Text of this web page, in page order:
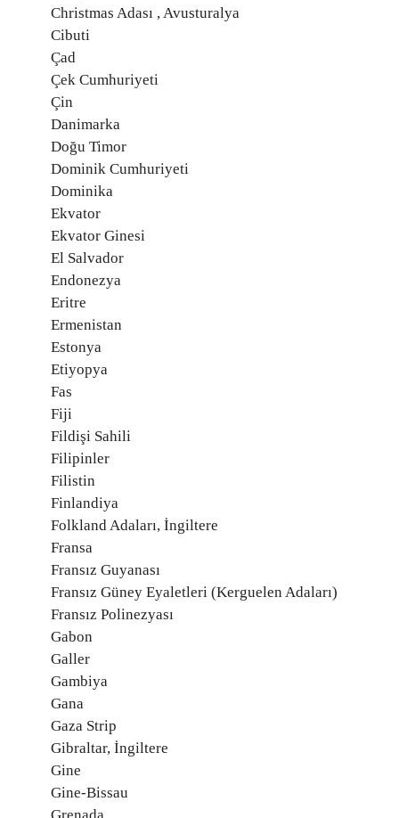
Christmas Adası , Avusturalya
Cibuti
Çad
Çek Cumhuriyeti
Çin
Danimarka
Doğu Timor
Dominik Cumhuriyeti
Dominika
Ekvator
Ekvator Ginesi
El Salvador
Endonezya
Eritre
Ermenistan
Estonya
Etiyopya
Fas
Fiji
Fildişi Sahili
Filipinler
Filistin
Finlandiya
Folkland Adaları, İngiltere
Fransa
Fransız Guyanası
Fransız Güney Eyaletleri (Kerguelen Adaları)
Fransız Polinezyası
Gabon
Galler
Gambiya
Gana
Gaza Strip
Gibraltar, İngiltere
Gine
Gine-Bissau
Grenada